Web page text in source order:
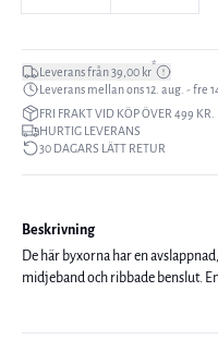
Leverans från 39,00 kr*
Leverans mellan ons 12. aug. - fre
FRI FRAKT VID KÖP ÖVER 499 KR.
HURTIG LEVERANS
30 DAGARS LÄTT RETUR
Beskrivning
De här byxorna har en
midjeband och ribbade benslut.